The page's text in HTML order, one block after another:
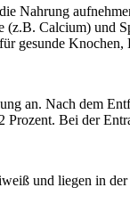
Nahrung
(z.B. Calcium) und
gesunde
an. Nach dem
Prozent. Bei der
und liegen in